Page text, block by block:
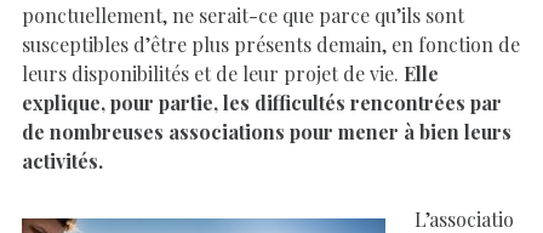
ponctuellement, ne serait-ce que parce qu’ils sont
susceptibles d’être plus présents demain, en fonction de
leurs disponibilités et de leur projet de vie. Elle
explique, pour partie, les difficultés rencontrées par
de nombreuses associations pour mener à bien leurs
activités.
L’associatio